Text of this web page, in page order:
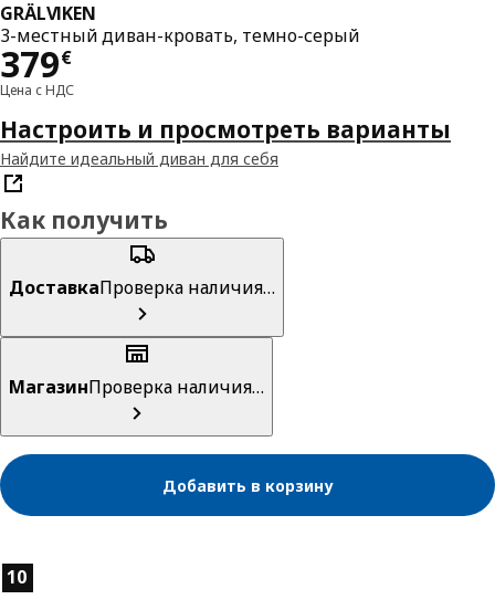
GRÄLVIKEN
3-местный диван-кровать, темно-серый
379€
Цена 379€
Цена с НДС
Настроить и просмотреть варианты
Найдите идеальный диван для себя
Как получить
ДоставкаПроверка наличия…
МагазинПроверка наличия…
Добавить в корзину
Характеристики товара
10